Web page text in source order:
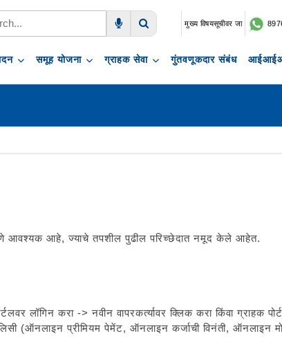
मुख्य विषयसूचीवर जा
समूह योजना ग्राहक सेवा गुंतवणूकदार संबंध आईआईओ
जाणे आवश्यक आहे, ज्याचे तपशील पुढील परिच्छेदात नमूद केले आहेत.
लॉगिन करा -> नवीन वापरकर्त्यावर क्लिक करा किंवा ग्राहक
(ऑनलाइन प्रीमियम पेमेंट, ऑनलाइन कर्जाची विनंती, ऑनलाइन